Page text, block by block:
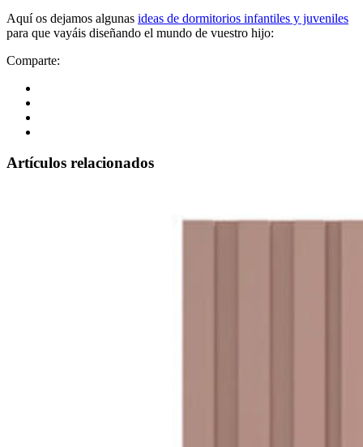
Aquí os dejamos algunas ideas de dormitorios infantiles y juveniles
para que vayáis diseñando el mundo de vuestro hijo:
Comparte:
Artículos relacionados